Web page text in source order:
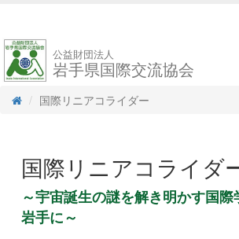
公益財団法人
岩手県国際交流協会
国際リニアコライダー
国際リニアコライダ
～宇宙誕生の謎を解き明かす国
岩手に～